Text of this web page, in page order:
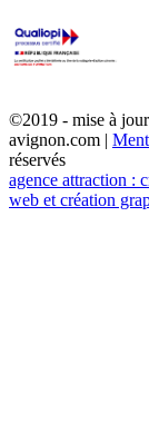
©2019 - mise à
avignon.com |
réservés
agence attraction :
web et création